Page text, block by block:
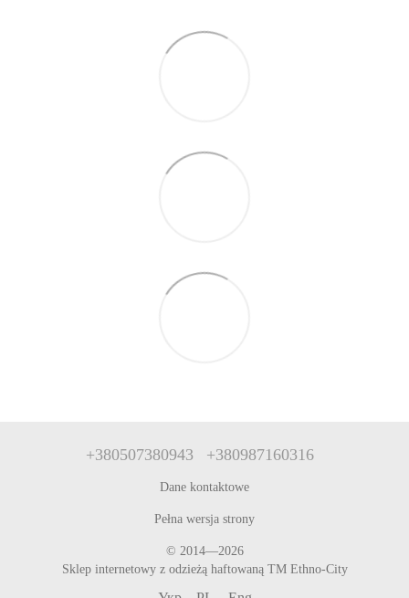
+380507380943 +380987160316
Dane kontaktowe
Pełna wersja strony
© 2014—2026
Sklep internetowy z odzieżą haftowaną TM Ethno-City